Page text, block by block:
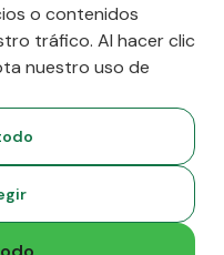
💚 a distancia desde
o contenidos
tráfico. Al hacer clic
nuestro uso de